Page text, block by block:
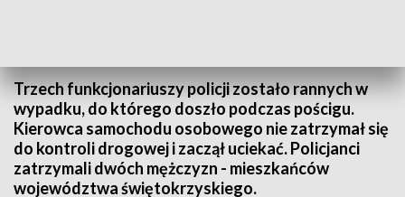
Trzech funkcjonariuszy policji zostało rannych w
wypadku, do którego doszło podczas pościgu.
Kierowca samochodu osobowego nie zatrzymał się
do kontroli drogowej i zaczął uciekać. Policjanci
zatrzymali dwóch mężczyzn - mieszkańców
województwa świętokrzyskiego.